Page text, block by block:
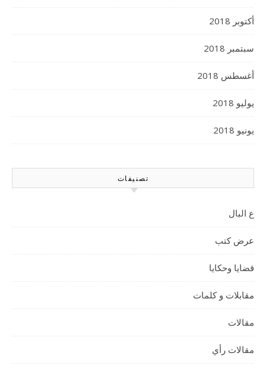
أكتوبر 2018
سبتمبر 2018
أغسطس 2018
يوليو 2018
يونيو 2018
تصنيفات
ع البال
عرض كتب
قضايا وحكايا
مقابلات و كلمات
مقالات
مقالات رأي